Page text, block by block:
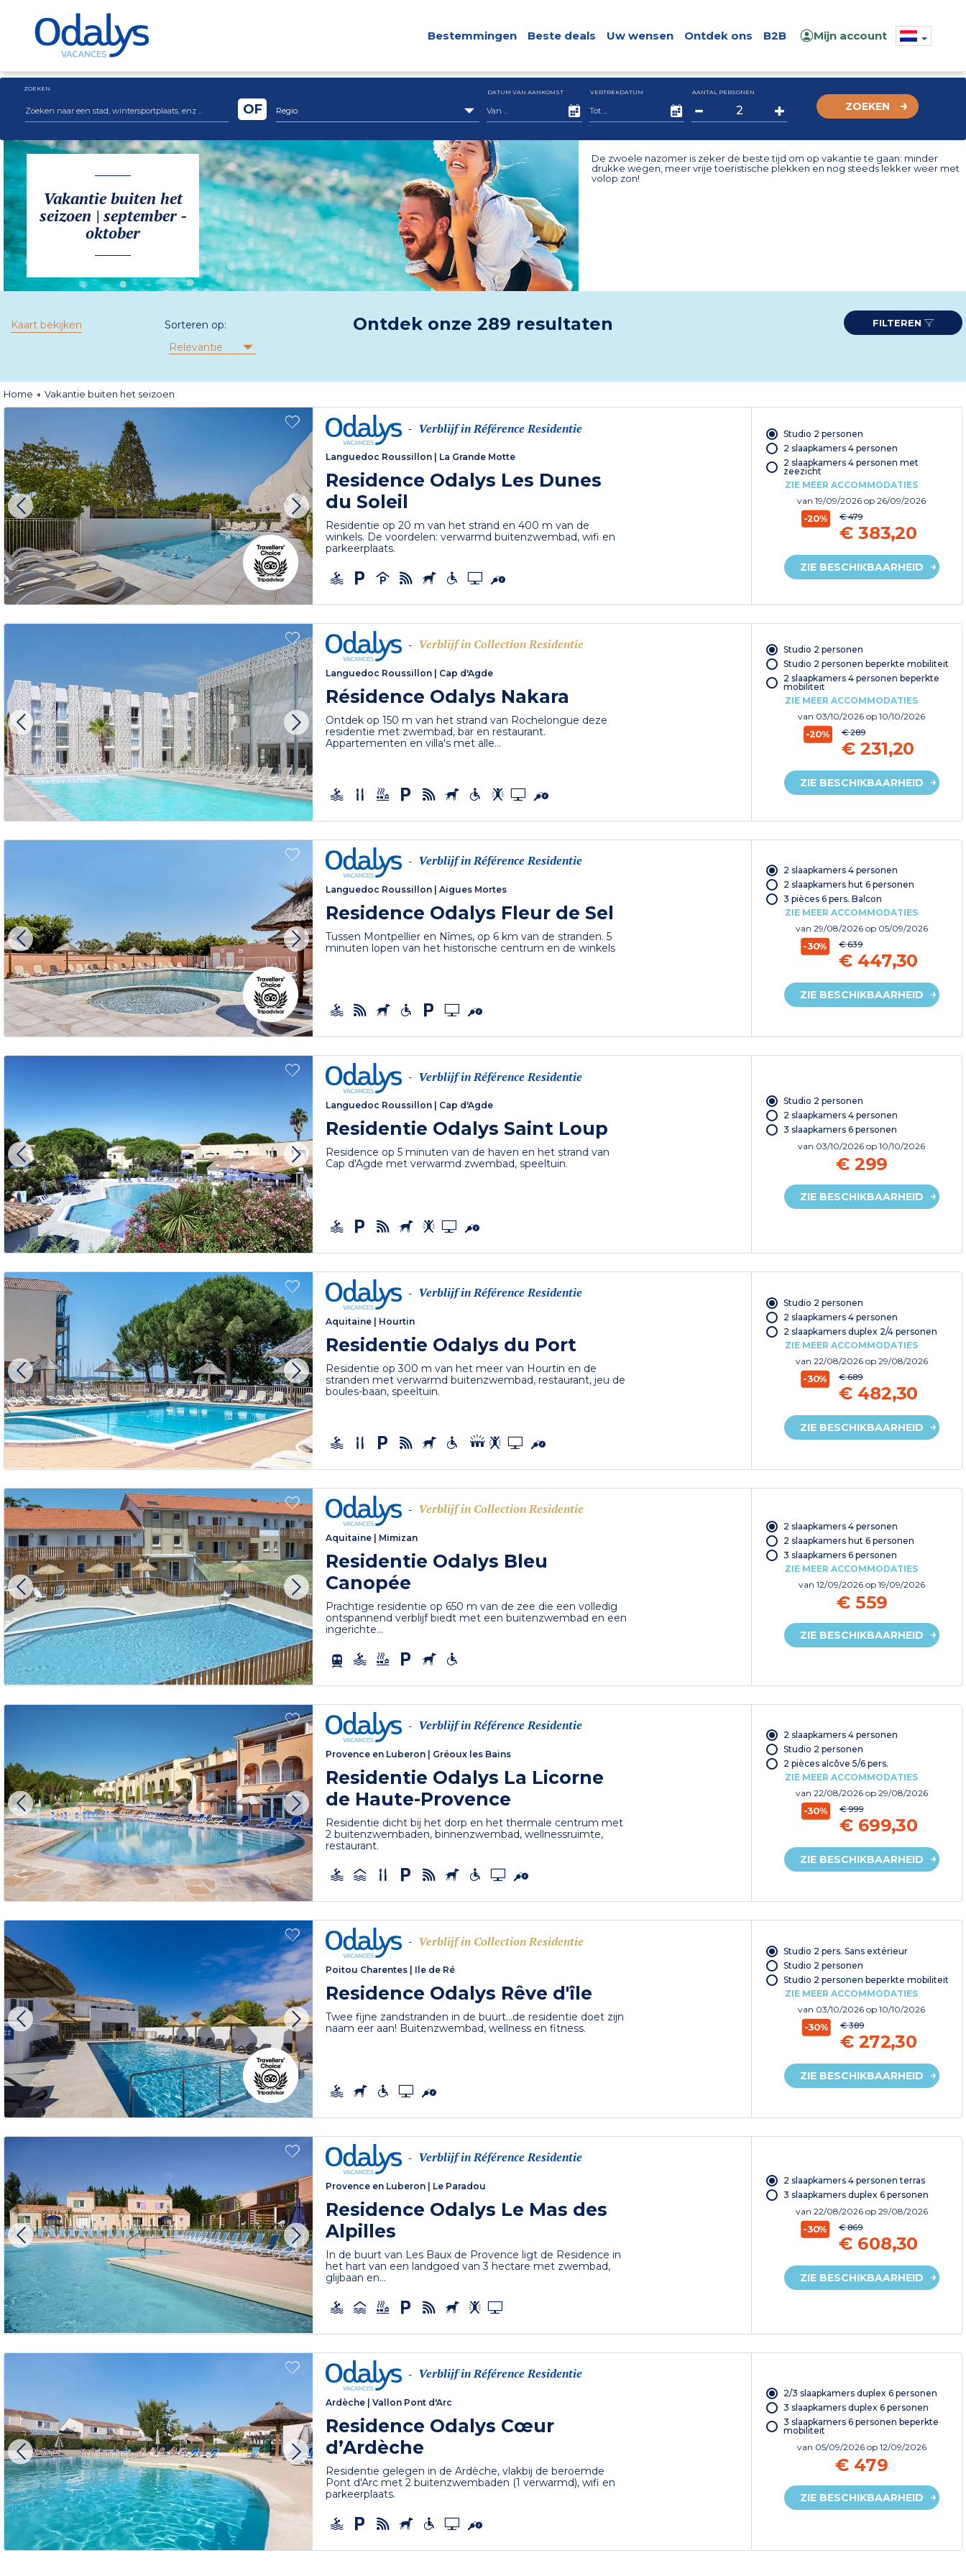
Bestemmingen Beste deals Uw wensen Ontdek ons B2B Mijn account
ZOEKEN
Regio
OF
DATUM VAN AANKOMST VERTREKDATUM AANTAL PERSONEN
ZOEKEN
Vakantie buiten het
seizoen | september -
oktober
De zwoele nazomer is zeker de beste tijd om op vakantie te gaan: minder
drukke wegen, meer vrije toeristische plekken en nog steeds lekker weer met
volop zon!
Kaart bekijken
Sorteren op:
Relevantie
Ontdek onze 289 resultaten FILTEREN
Home Vakantie buiten het seizoen
- Verblijf in Référence Residentie
Languedoc Roussillon La Grande Motte
Residence Odalys Les Dunes
du Soleil
Residentie op 20 m van het strand en 400 m van de
winkels. De voordelen: verwarmd buitenzwembad, wifi en
parkeerplaats.
Studio 2 personen
2 slaapkamers 4 personen
2 slaapkamers 4 personen met
zeezicht
ZIE MEER ACCOMMODATIES
van19/09/2026op 26/09/2026
-20% € 479
€ 383,20
ZIE BESCHIKBAARHEID
- Verblijf in Collection Residentie
Languedoc Roussillon Cap d'Agde
Résidence Odalys Nakara
Ontdek op 150 m van het strand van Rochelongue deze
residentie met zwembad, bar en restaurant.
Appartementen en villa's met alle...
Studio 2 personen
Studio 2 personen beperkte mobiliteit
2 slaapkamers 4 personen beperkte
mobiliteit
ZIE MEER ACCOMMODATIES
van 03/10/2026op 10/10/2026
-20% € 289
€ 231,20
ZIE BESCHIKBAARHEID
- Verblijf in Référence Residentie
Languedoc Roussillon |Aigues Mortes
Residence Odalys Fleur de Sel
Tussen Montpellier en Nîmes, op 6 km van de stranden. 5
minuten lopen van het historische centrum en de winkels
2 slaapkamers 4 personen
2 slaapkamers hut 6 personen
3 pièces 6 pers. Balcon
ZIE MEER ACCOMMODATIES
van 29/08/2026 op 05/09/2026
-30% € 639
€ 447,30
ZIE BESCHIKBAARHEID
- Verblijf in Référence Residentie
Languedoc Roussillon Cap d'Agde
Residentie Odalys Saint Loup
Residence op 5 minuten van de haven en het strand van
Cap d'Agde met verwarmd zwembad, speeltuin.
Studio 2 personen
2 slaapkamers 4 personen
3 slaapkamers 6 personen
van 03/10/2026op 10/10/2026
€ 299
ZIE BESCHIKBAARHEID
- Verblijf in Référence Residentie
Aquitaine Hourtin
Residentie Odalys du Port
Residentie op 300 m van het meer van Hourtin en de
stranden met verwarmd buitenzwembad, restaurant, jeu de
boules-baan, speeltuin.
Studio 2 personen
2 slaapkamers 4 personen
2 slaapkamers duplex 2/4 personen
ZIE MEER ACCOMMODATIES
van 22/08/2026 op 29/08/2026
-30% € 689
€ 482,30
ZIE BESCHIKBAARHEID
- Verblijf in Collection Residentie
Aquitaine Mimizan
Residentie Odalys Bleu
Canopée
Prachtige residentie op 650 m van de zee die een volledig
ontspannend verblijf biedt met een buitenzwembad en een
ingerichte...
2 slaapkamers 4 personen
2 slaapkamers hut 6 personen
3 slaapkamers 6 personen
ZIE MEER ACCOMMODATIES
van 12/09/2026 op 19/09/2026
€ 559
ZIE BESCHIKBAARHEID
- Verblijf in Référence Residentie
Provence en Luberon | Gréoux les Bains
Residentie Odalys La Licorne
de Haute-Provence
Residentie dicht bij het dorp en het thermale centrum met
2 buitenzwembaden, binnenzwembad, wellnessruimte,
restaurant.
2 slaapkamers 4 personen
Studio 2 personen
2 pièces alcôve 5/6 pers.
ZIE MEER ACCOMMODATIES
van 22/08/2026 op 29/08/2026
-30% € 999
€ 699,30
ZIE BESCHIKBAARHEID
- Verblijf in Collection Residentie
Poitou Charentes Ile de Ré
Residence Odalys Rêve d'île
Twee fijne zandstranden in de buurt...de residentie doet zijn
naam eer aan! Buitenzwembad, wellness en fitness.
Studio 2 pers. Sans extérieur
Studio 2 personen
Studio 2 personen beperkte mobiliteit
ZIE MEER ACCOMMODATIES
van 03/10/2026op 10/10/2026
-30% € 389
€ 272,30
ZIE BESCHIKBAARHEID
- Verblijf in Référence Residentie
Provence en Luberon Le Paradou
Residence Odalys Le Mas des
Alpilles
In de buurt van Les Baux de Provence ligt de Residence in
het hart van een landgoed van 3 hectare met zwembad,
glijbaan en...
2 slaapkamers 4 personen terras
3 slaapkamers duplex 6 personen
van 22/08/2026 op 29/08/2026
-30% € 869
€ 608,30
ZIE BESCHIKBAARHEID
- Verblijf in Référence Residentie
Ardèche |Vallon Pont d'Arc
Residence Odalys Cœur
d’Ardèche
Residentie gelegen in de Ardèche, vlakbij de beroemde
Pont d'Arc met 2 buitenzwembaden (1 verwarmd), wifi en
parkeerplaats.
2/3 slaapkamers duplex 6 personen
3 slaapkamers duplex 6 personen
3 slaapkamers 6 personen beperkte
mobiliteit
van 05/09/2026 op 12/09/2026
€ 479
ZIE BESCHIKBAARHEID